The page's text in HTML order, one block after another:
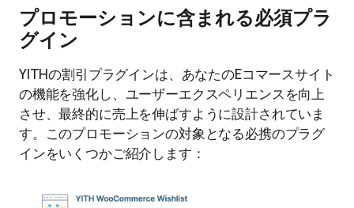
プロモーションに含まれる必須プラ
グイン
YITHの割引プラグインは、あなたのEコマースサイト
の機能を強化し、ユーザーエクスペリエンスを向上
させ、最終的に売上を伸ばすように設計されていま
す。このプロモーションの対象となる必携のプラグ
インをいくつかご紹介します：